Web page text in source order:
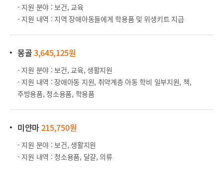
- 지원 분야 : 보건, 교육
- 지원 내역 : 지역 장애아동들에게 학용품 및 위생키트 지급
몽골3,645,125원
- 지원 분야 : 보건, 교육, 생활지원
- 지원 내역 : 장애아동 지원, 취약계층 아동 학비 일부지원, 책,
주방용품, 청소용품, 학용품
미얀마215,750원
- 지원 분야 : 보건, 생활지원
- 지원 내역 : 청소용품, 달걀, 의류